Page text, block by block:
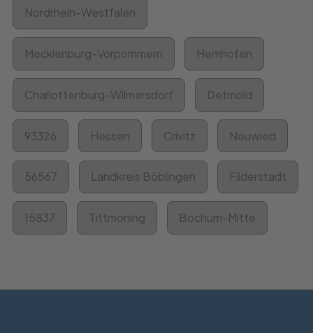
Nordrhein-Westfalen
Mecklenburg-Vorpommern Hemhofen
Charlottenburg-Wilmersdorf Detmold
93326 Hessen Crivitz Neuwied
56567 Landkreis Böblingen Filderstadt
15837 Tittmoning Bochum-Mitte